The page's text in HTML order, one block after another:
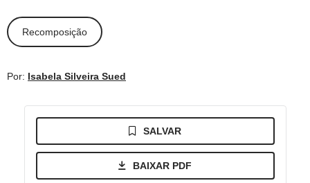
Recomposição
Por: Isabela Silveira Sued
SALVAR
BAIXAR PDF